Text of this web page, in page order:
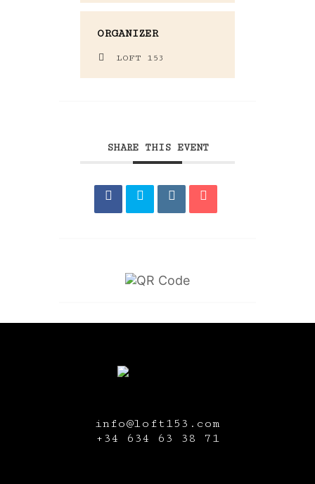
ORGANIZER
LOFT 153
SHARE THIS EVENT
info@loft153.com
+34 634 63 38 71